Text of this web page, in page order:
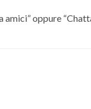
oppure